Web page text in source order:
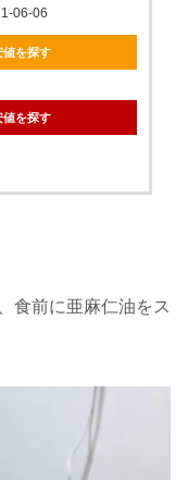
06-06
を探す
値を探す
食前に亜麻仁油をス